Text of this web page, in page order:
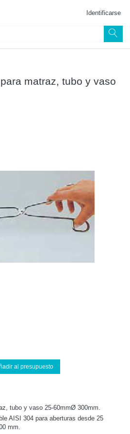
Identificarse
matraz, tubo y vaso
al presupuesto
tubo y vaso 25-60mmØ 300mm.
AISI 304 para aberturas desde 25
mm.